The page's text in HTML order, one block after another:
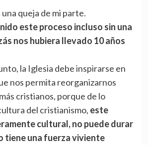
una queja de mi parte.
este proceso incluso sin una
nos hubiera llevado 10 años
la Iglesia debe inspirarse en
nos permita reorganizarnos
cristianos, porque de lo
del cristianismo, este
cultural, no puede durar
tiene una fuerza viviente